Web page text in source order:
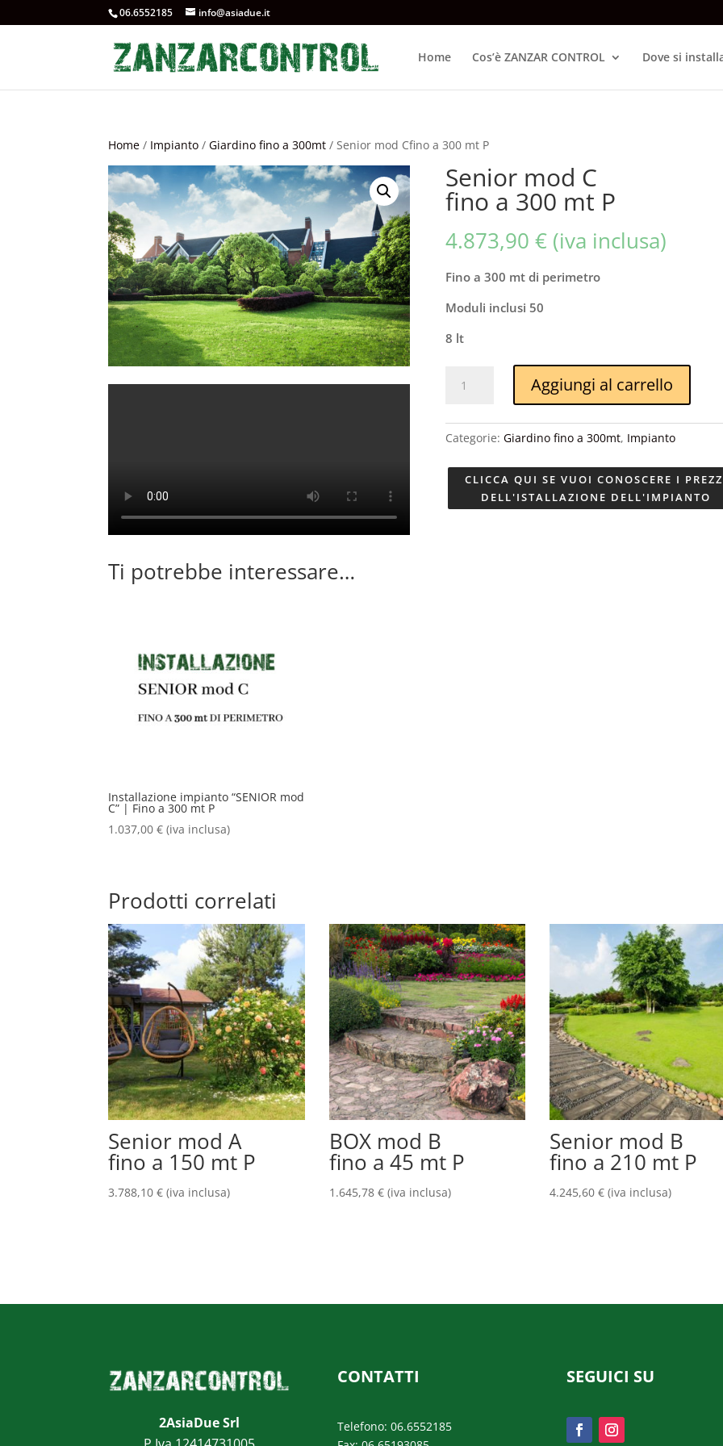
06.6552185 info@asiadue.it
Home Cos’è ZANZAR CONTROL Dove si
Home / Impianto /Giardino fino a 300mt / Senior mod Cfino a 300 mt P
Senior mod C
fino a 300 mt P
4.873,90 € (iva inclusa)
Fino a 300 mt di perimetro
Moduli inclusi 50
8 lt
mod
mt
quantità
Aggiungi al carrello
Categorie: Giardino fino a 300mt, Impianto
CLICCA QUI SE VUOI CONOSCERE I
DELL'ISTALLAZIONE DELL'IMPIANTO
Ti potrebbe interessare…
Installazione impianto “SENIOR mod
C” | Fino a 300 mt P
1.037,00€ (iva inclusa)
Prodotti correlati
Senior mod A
fino a 150 mt P
3.788,10€ (iva inclusa)
BOX mod B
fino a 45 mt P
1.645,78 € (iva inclusa)
Senior mod B
fino a 210 mt P
4.245,60€ (iva inclusa)
2AsiaDue Srl
CONTATTI
Telefono: 06.6552185
SEGUICI SU